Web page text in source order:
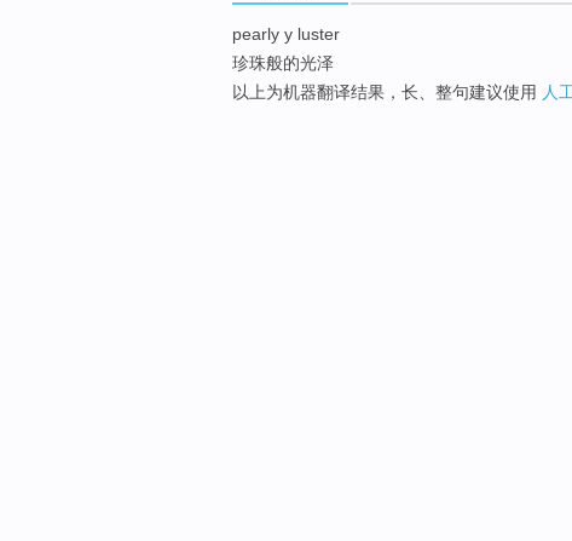
pearly y luster
珍珠般的光泽
以上为机器翻译结果，长、整句建议使用 人